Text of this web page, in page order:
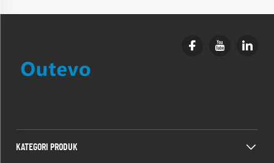
KATEGORI PRODUK